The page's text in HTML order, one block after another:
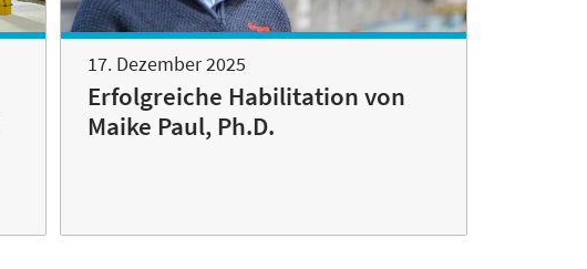
17. Dezember 2025
Erfolgreiche Habilitation von
Maike Paul, Ph.D.